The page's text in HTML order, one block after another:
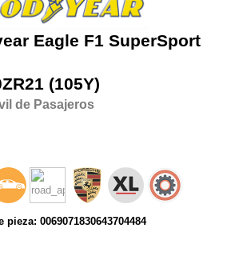
Eagle F1 SuperSport
(105Y)
de Pasajeros
pieza: 0069071830643704484